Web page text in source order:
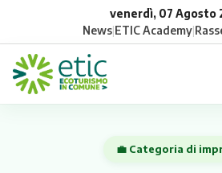
venerdì, 07 Agosto
News|ETIC Academy|
💼 Categoria di